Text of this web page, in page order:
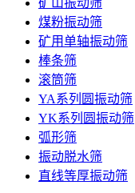
煤粉振动筛
矿用单轴振动筛
棒条筛
滚筒筛
YA系列圆振动筛
YK系列圆振动筛
弧形筛
振动脱水筛
直线等厚振动筛